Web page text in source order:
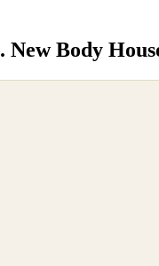
New Body